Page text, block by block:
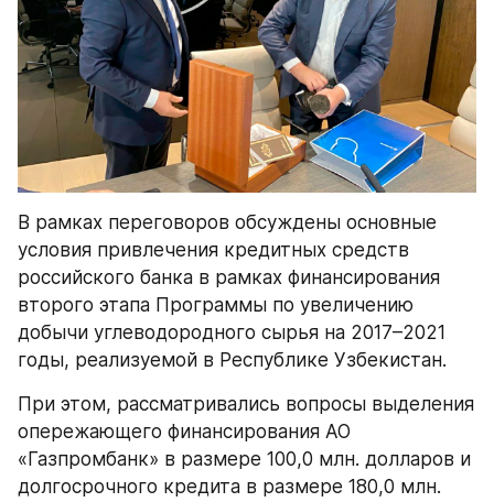
В рамках переговоров обсуждены основные
условия привлечения кредитных средств
российского банка в рамках финансирования
второго этапа Программы по увеличению
добычи углеводородного сырья на 2017–2021
годы, реализуемой в Республике Узбекистан.
При этом, рассматривались вопросы выделения
опережающего финансирования АО
«Газпромбанк» в размере 100,0 млн. долларов и
долгосрочного кредита в размере 180,0 млн.